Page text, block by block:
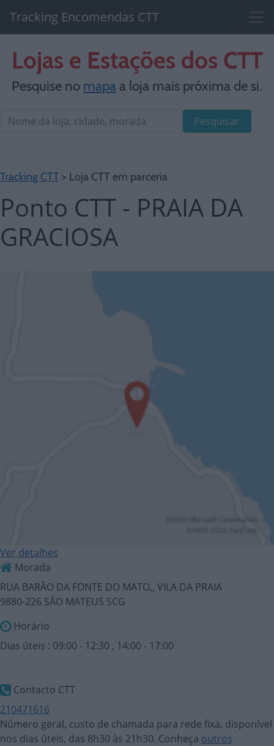
Tracking Encomendas CTT
Lojas e Estações dos CTT
Pesquise no mapaa loja mais próxima de si.
Pesquisar
Tracking CTT > Loja CTT em parceria
Ponto CTT - PRAIA DA
GRACIOSA
Ver detalhes
Morada
RUA BARÃO DA FONTE DO MATO,, VILA DA PRAIA
9880-226 SÃO MATEUS SCG
Horário
Dias úteis : 09:00 - 12:30 , 14:00 - 17:00
Contacto CTT
210471616
Número geral, custo de chamada para rede fixa, disponível
nos dias úteis, das 8h30 às 21h30. Conheça outros